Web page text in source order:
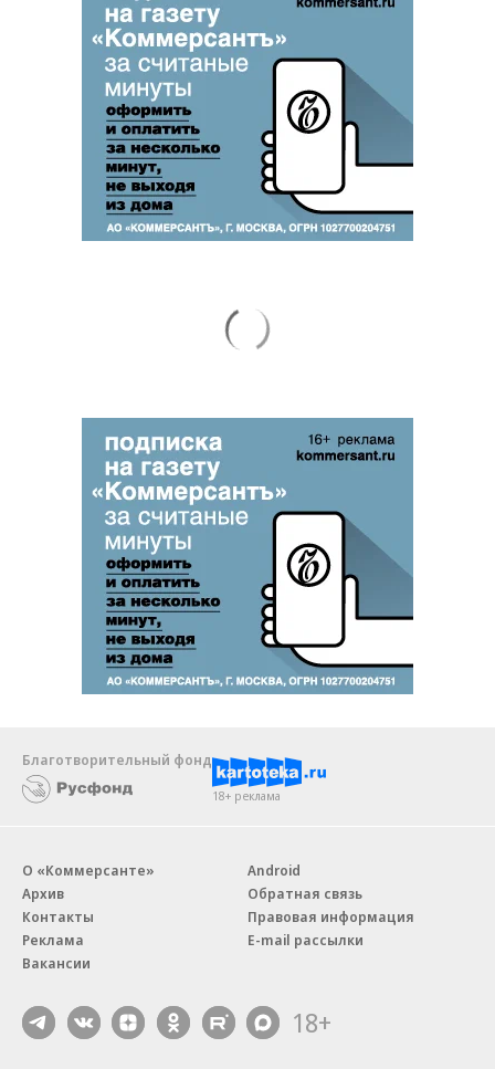
Благотворительный фонд
18+ реклама
О «Коммерсанте»
Архив
Контакты
Реклама
Вакансии
Android
Обратная связь
Правовая информация
E-mail рассылки
18+